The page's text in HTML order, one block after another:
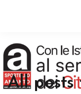
All posts